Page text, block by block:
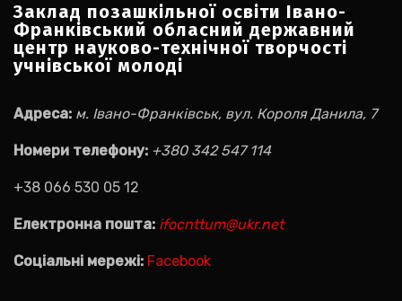
Заклад позашкільної освіти Івано-
Франківський обласний державний
центр науково-технічної творчості
учнівської молоді
Адреса: м. Івано-Франківськ, вул. Короля Данила, 7
Номери телефону: +380 342 547 114
+38 066 530 05 12
Електронна пошта: ifocnttum@ukr.net
Соціальні мережі: Facebook